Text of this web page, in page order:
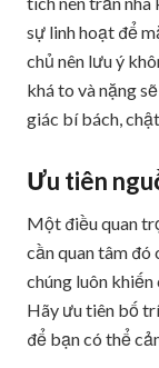
sự linh hoạt để
chủ nên lưu ý
khá to và nặng
giác bí bách,
Ưu tiên
Một điều quan
cần quan tâm đó
chúng luôn
Hãy ưu tiên bố
để bạn có thể